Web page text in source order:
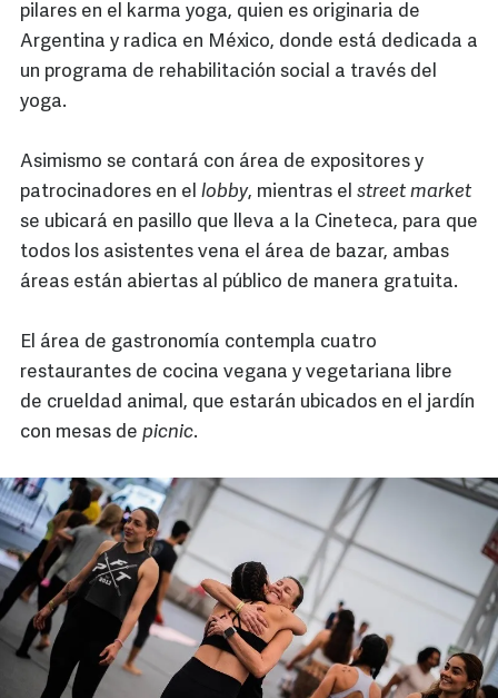
pilares en el karma yoga, quien es originaria de
Argentina y radica en México, donde está dedicada a
un programa de rehabilitación social a través del
yoga.
Asimismo se contará con área de expositores y
patrocinadores en el lobby, mientras el street market
se ubicará en pasillo que lleva a la Cineteca, para que
todos los asistentes vena el área de bazar, ambas
áreas están abiertas al público de manera gratuita.
El área de gastronomía contempla cuatro
restaurantes de cocina vegana y vegetariana libre
de crueldad animal, que estarán ubicados en el jardín
con mesas de picnic.